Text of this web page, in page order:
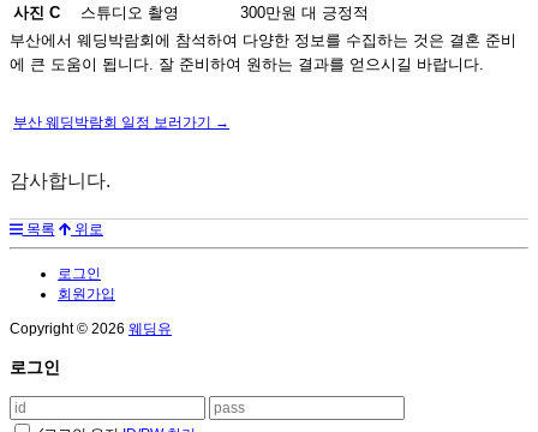
사진 C
스튜디오 촬영 300만원 대 긍정적
부산에서 웨딩박람회에 참석하여 다양한 정보를 수집하는 것은 결혼 준비
에 큰 도움이 됩니다. 잘 준비하여 원하는 결과를 얻으시길 바랍니다.
부산 웨딩박람회 일정 보러가기 →
감사합니다.
목록 위로
로그인
회원가입
Copyright © 2026 웨딩유
로그인